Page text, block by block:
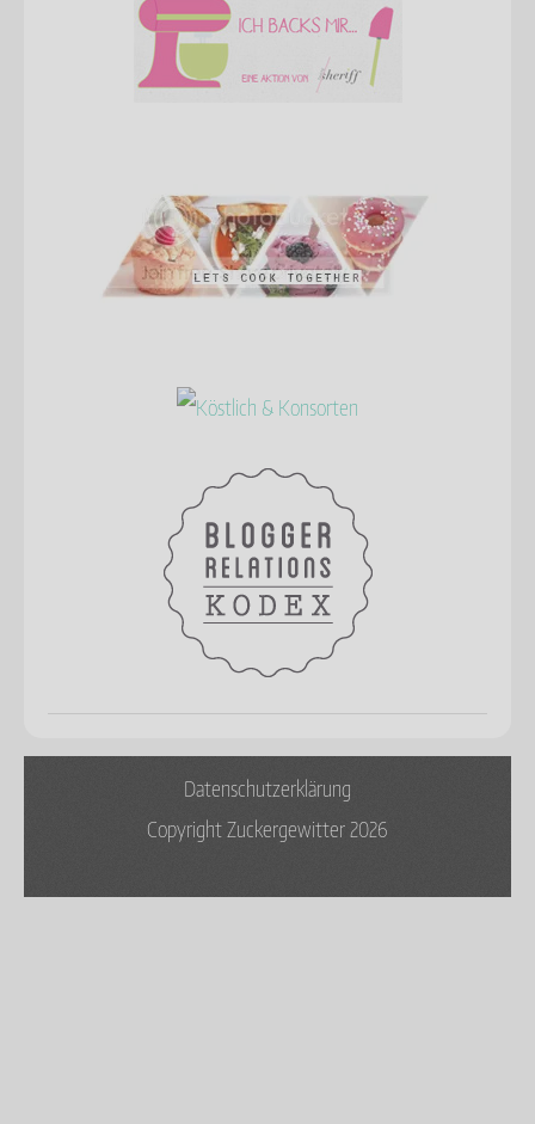
Datenschutzerklärung
Copyright Zuckergewitter 2026